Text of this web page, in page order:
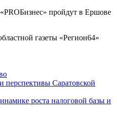
пройдут в Ершове
газеты «Регион64»
Саратовской
роста налоговой базы и